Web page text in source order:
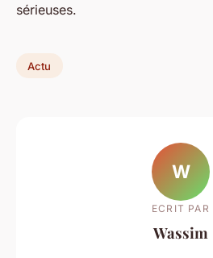
sérieuses.
Actu
W
ECRIT PAR
Wassim